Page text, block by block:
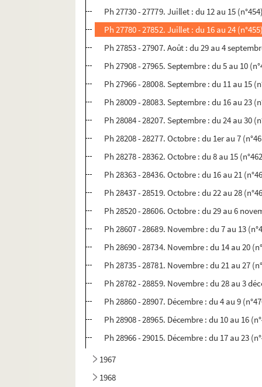
Ph 27730 - 27779. Juillet : du 12 au 15
Ph 27780 - 27852. Juillet : du 16 au 24
Ph 27853 - 27907. Août : du 29 au 4
Ph 27908 - 27965. Septembre : du 5 au 10
Ph 27966 - 28008. Septembre : du 11 au 15
Ph 28009 - 28083. Septembre : du 16 au 23
Ph 28084 - 28207. Septembre : du 24 au 30
Ph 28208 - 28277. Octobre : du 1er au 7
Ph 28278 - 28362. Octobre : du 8 au 15
Ph 28363 - 28436. Octobre : du 16 au 21
Ph 28437 - 28519. Octobre : du 22 au 28
Ph 28520 - 28606. Octobre : du 29 au 6
Ph 28607 - 28689. Novembre : du 7 au 13
Ph 28690 - 28734. Novembre : du 14 au 20
Ph 28735 - 28781. Novembre : du 21 au 27
Ph 28782 - 28859. Novembre : du 28 au 3
Ph 28860 - 28907. Décembre : du 4 au 9
Ph 28908 - 28965. Décembre : du 10 au 16
Ph 28966 - 29015. Décembre : du 17 au 23
1967
1968